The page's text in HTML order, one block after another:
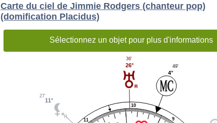
Carte du ciel de Jimmie Rodgers (chanteur pop)
(domification Placidus)
Sélectionnez un objet pour plus d'informations
9
10
11
4°
49'
26°
36'
11°
27'